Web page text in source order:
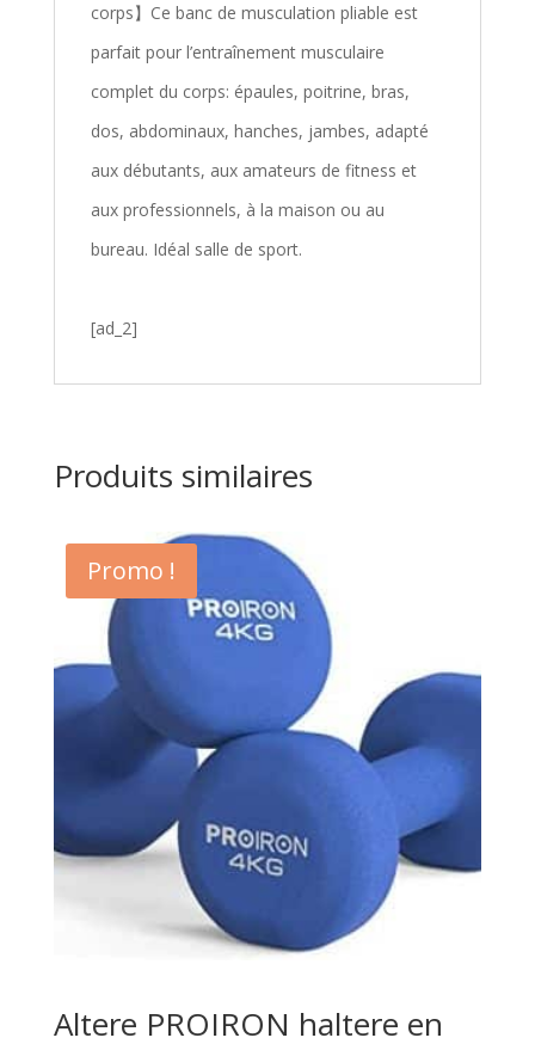
corps】Ce banc de musculation pliable est
parfait pour l’entraînement musculaire
complet du corps: épaules, poitrine, bras,
dos, abdominaux, hanches, jambes, adapté
aux débutants, aux amateurs de fitness et
aux professionnels, à la maison ou au
bureau. Idéal salle de sport.
[ad_2]
Produits similaires
Promo !
Altere PROIRON haltere en